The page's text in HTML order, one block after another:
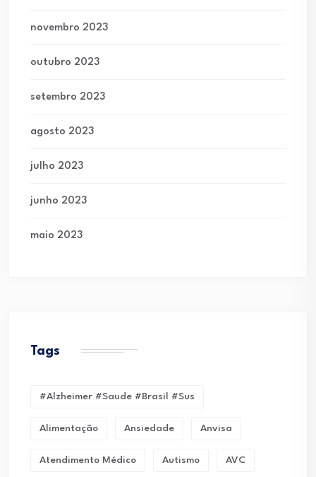
novembro 2023
outubro 2023
setembro 2023
agosto 2023
julho 2023
junho 2023
maio 2023
Tags
#alzheimer #saude #brasil #sus
Alimentação Ansiedade Anvisa
Atendimento Médico Autismo AVC